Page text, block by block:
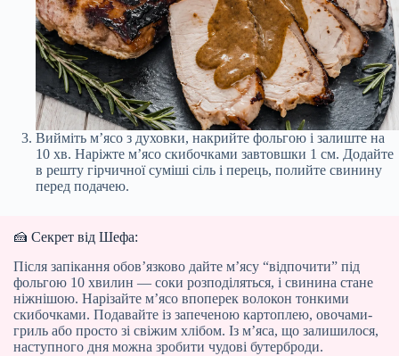
Вийміть м’ясо з духовки, накрийте фольгою і залиште на
10 хв. Наріжте м’ясо скибочками завтовшки 1 см. Додайте
в решту гірчичної суміші сіль і перець, полийте свинину
перед подачею.
🍰 Секрет від Шефа:
Після запікання обов’язково дайте м’ясу “відпочити” під
фольгою 10 хвилин — соки розподіляться, і свинина стане
ніжнішою. Нарізайте м’ясо впоперек волокон тонкими
скибочками. Подавайте із запеченою картоплею, овочами-
гриль або просто зі свіжим хлібом. Із м’яса, що залишилося,
наступного дня можна зробити чудові бутерброди.